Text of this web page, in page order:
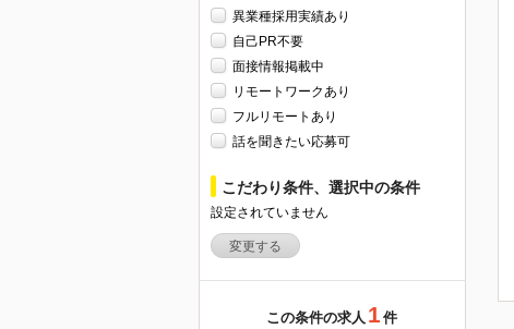
異業種採用実績あり
自己PR不要
面接情報掲載中
リモートワークあり
フルリモートあり
話を聞きたい応募可
こだわり条件、選択中の条件
設定されていません
変更する
この条件の求人 1 件